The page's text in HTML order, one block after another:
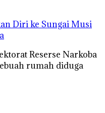
Diri ke Sungai Musi
Reserse Narkoba
rumah diduga